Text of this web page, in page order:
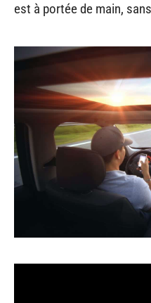
est à portée de main,